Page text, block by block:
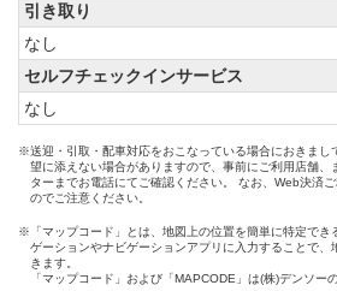
引き取り
なし
セルフチェックインサービス
なし
※送迎・引取・配車対応をおこなっている場合におきまし
望に添えない場合がありますので、事前にご利用店舗、
ターまでお電話にてご確認ください。 なお、Web決済
のでご注意ください。
※「マップコード」とは、地図上の位置を簡単に特定でき
ゲーションやナビゲーションアプリに入力することで、
きます。
「マップコード」および「MAPCODE」は(株)デンソー